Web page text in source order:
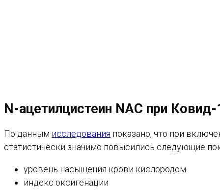
N-ацетилцистеин NAC при Ковид-
По данным исследования показано, что при
статистически значимо повысились следующие
уровень насыщения крови кислородом
индекс оксигенации